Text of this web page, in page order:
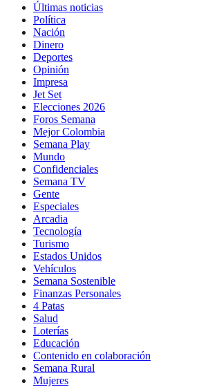
Últimas noticias
Política
Nación
Dinero
Deportes
Opinión
Impresa
Jet Set
Elecciones 2026
Foros Semana
Mejor Colombia
Semana Play
Mundo
Confidenciales
Semana TV
Gente
Especiales
Arcadia
Tecnología
Turismo
Estados Unidos
Vehículos
Semana Sostenible
Finanzas Personales
4 Patas
Salud
Loterías
Educación
Contenido en colaboración
Semana Rural
Mujeres